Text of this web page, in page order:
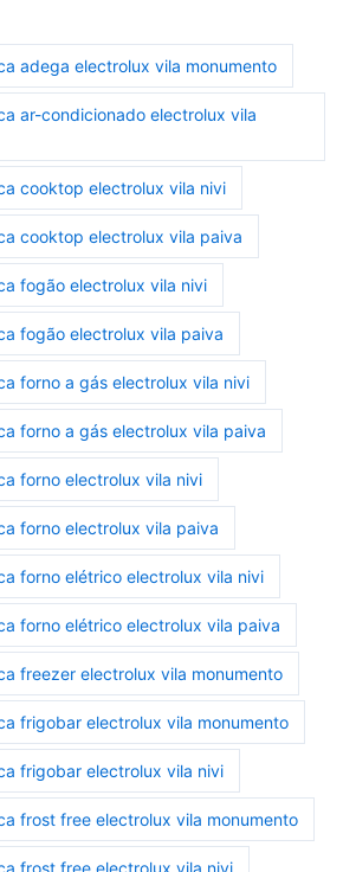
adega electrolux vila monumento
ar-condicionado electrolux vila
cooktop electrolux vila nivi
cooktop electrolux vila paiva
fogão electrolux vila nivi
fogão electrolux vila paiva
forno a gás electrolux vila nivi
forno a gás electrolux vila paiva
forno electrolux vila nivi
forno electrolux vila paiva
forno elétrico electrolux vila nivi
forno elétrico electrolux vila paiva
freezer electrolux vila monumento
frigobar electrolux vila monumento
frigobar electrolux vila nivi
frost free electrolux vila monumento
frost free electrolux vila nivi